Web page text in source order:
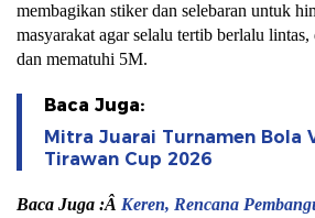
membagikan stiker dan selebaran untuk
masyarakat agar selalu tertib berlalu
dan mematuhi 5M.
Baca Juga:
Mitra Juarai Turnamen Bola
Tirawan Cup 2026
Baca Juga :Â Keren, Rencana